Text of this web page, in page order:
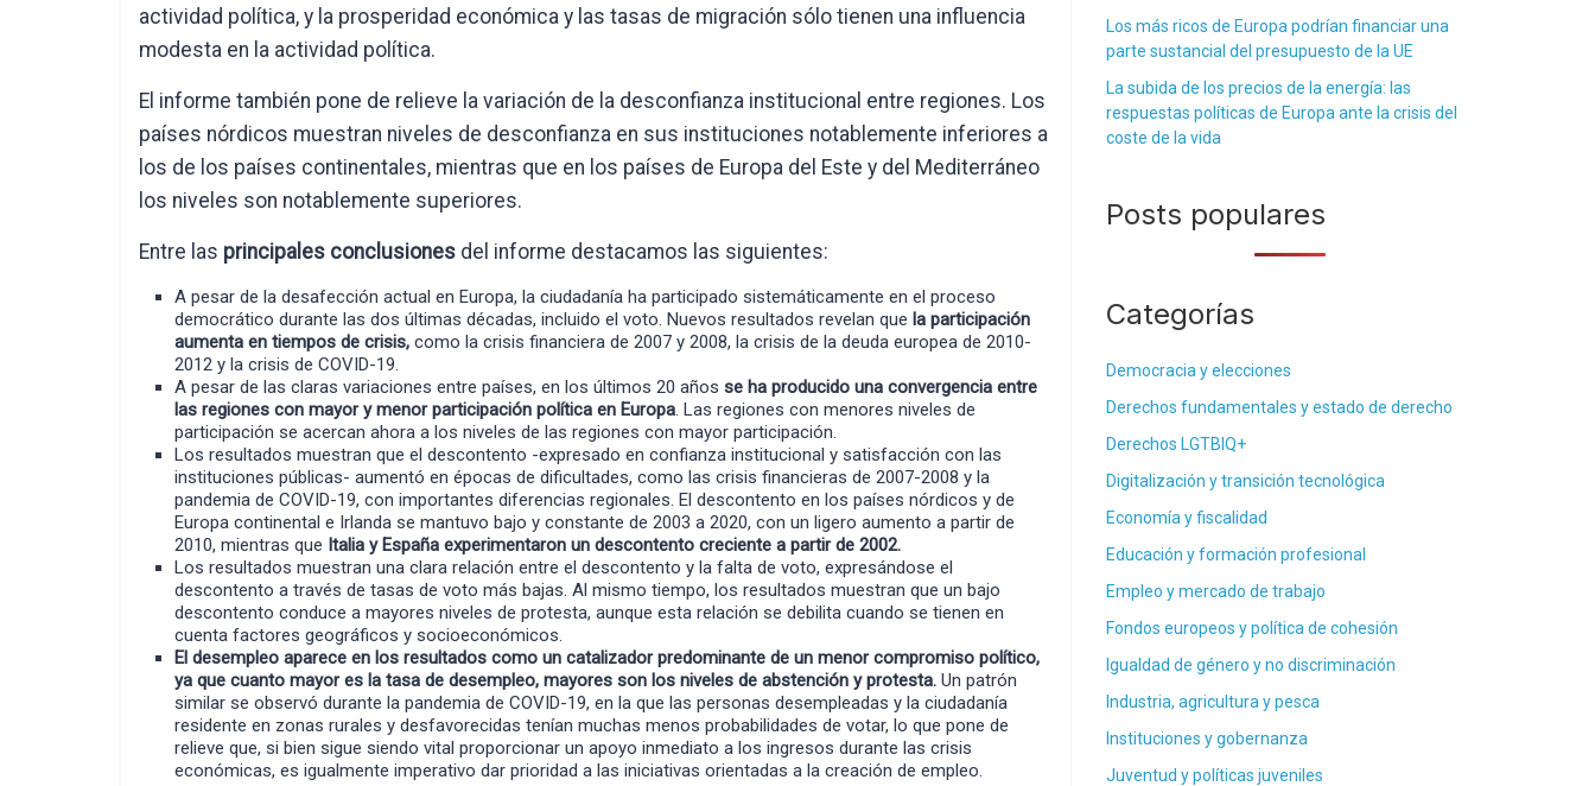
actividad política, y la prosperidad económica y las tasas de migración sólo tienen una influencia
modesta en la actividad política.
El informe también pone de relieve la variación de la desconfianza institucional entre regiones. Los
países nórdicos muestran niveles de desconfianza en sus instituciones notablemente inferiores a
los de los países continentales, mientras que en los países de Europa del Este y del Mediterráneo
los niveles son notablemente superiores.
Entre las principales conclusiones del informe destacamos las siguientes:
A pesar de la desafección actual en Europa, la ciudadanía ha participado sistemáticamente en el proceso
democrático durante las dos últimas décadas, incluido el voto. Nuevos resultados revelan que la participación
aumenta en tiempos de crisis, como la crisis financiera de 2007 y 2008, la crisis de la deuda europea de 2010-
2012 y la crisis de COVID-19.
A pesar de las claras variaciones entre países, en los últimos 20 años se ha producido una convergencia entre
las regiones con mayor y menor participación política en Europa. Las regiones con menores niveles de
participación se acercan ahora a los niveles de las regiones con mayor participación.
Los resultados muestran que el descontento -expresado en confianza institucional y satisfacción con las
instituciones públicas- aumentó en épocas de dificultades, como las crisis financieras de 2007-2008 y la
pandemia de COVID-19, con importantes diferencias regionales. El descontento en los países nórdicos y de
Europa continental e Irlanda se mantuvo bajo y constante de 2003 a 2020, con un ligero aumento a partir de
2010, mientras que Italia y España experimentaron un descontento creciente a partir de 2002.
Los resultados muestran una clara relación entre el descontento y la falta de voto, expresándose el
descontento a través de tasas de voto más bajas. Al mismo tiempo, los resultados muestran que un bajo
descontento conduce a mayores niveles de protesta, aunque esta relación se debilita cuando se tienen en
cuenta factores geográficos y socioeconómicos.
El desempleo aparece en los resultados como un catalizador predominante de un menor compromiso político,
ya que cuanto mayor es la tasa de desempleo, mayores son los niveles de abstención y protesta. Un patrón
similar se observó durante la pandemia de COVID-19, en la que las personas desempleadas y la ciudadanía
residente en zonas rurales y desfavorecidas tenían muchas menos probabilidades de votar, lo que pone de
relieve que, si bien sigue siendo vital proporcionar un apoyo inmediato a los ingresos durante las crisis
económicas, es igualmente imperativo dar prioridad a las iniciativas orientadas a la creación de empleo.
Los más ricos de Europa podrían financiar una
parte sustancial del presupuesto de la UE
La subida de los precios de la energía: las
respuestas políticas de Europa ante la crisis del
coste de la vida
Posts populares
Categorías
Democracia y elecciones
Derechos fundamentales y estado de derecho
Derechos LGTBIQ+
Digitalización y transición tecnológica
Economía y fiscalidad
Educación y formación profesional
Empleo y mercado de trabajo
Fondos europeos y política de cohesión
Igualdad de género y no discriminación
Industria, agricultura y pesca
Instituciones y gobernanza
Juventud y políticas juveniles